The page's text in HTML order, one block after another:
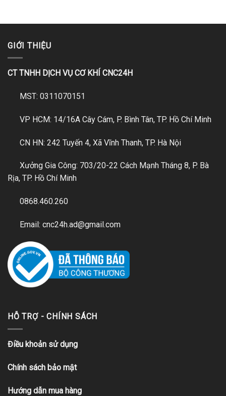
GIỚI THIỆU
CT TNHH DỊCH VỤ CƠ KHÍ CNC24H
MST: 0311070151
VP HCM: 14/16A Cây Cám, P. Bình Tân, TP. Hồ Chí Minh
CN HN: 242 Tuyến 4, Xã Vĩnh Thanh, TP. Hà Nội
Xưởng Gia Công: 703/20-22 Cách Mạnh Tháng 8, P. Bà
Rịa, TP. Hồ Chí Minh
0868.460.260
Email: cnc24h.ad@gmail.com
HỖ TRỢ - CHÍNH SÁCH
Điều khoản sử dụng
Chính sách bảo mật
Hướng dẫn mua hàng